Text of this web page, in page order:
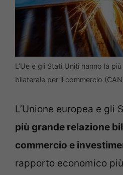
L’Ue e gli Stati Uniti hanno la
bilaterale per il commercio
L’Unione europea e gli
più grande relazione
commercio e
rapporto economico